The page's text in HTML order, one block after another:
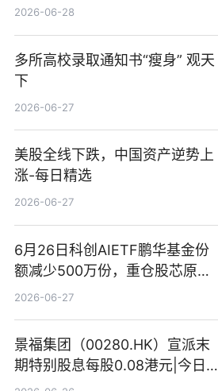
2026-06-28
多所高校录取通知书“瘦身” 观天
下
2026-06-27
美股全线下跌，中国资产逆势上
涨-每日精选
2026-06-27
6月26日科创AIETF鹏华基金份
额减少500万份，重仓股芯原股
份、寒武纪、澜起科技 观速讯
2026-06-27
景福集团（00280.HK）宣派末
期特别股息每股0.08港元|今日快
看